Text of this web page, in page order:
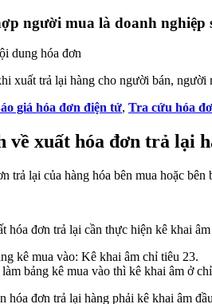
người mua là doanh
xuất trả lại hàng cho người bán, người
giá hóa đơn điện tử, Tra cứu hóa
về xuất hóa đơn trả lại
trả lại của hàng hóa bên mua hoặc
hóa đơn trả lại cần thực hiện kê khai
kê mua vào: Kê khai âm chỉ tiêu 23.
bảng kê mua vào thì kê khai âm ở
hóa đơn trả lại hàng phải kê khai âm